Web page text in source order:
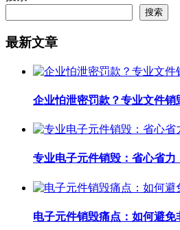
搜索
最新文章
企业怕泄密罚款？专业文件销
专业电子元件销毁：省心省力
电子元件销毁痛点：如何避免